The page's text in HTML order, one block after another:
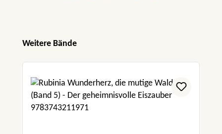
Produktgalerie überspringen
Weitere Bände